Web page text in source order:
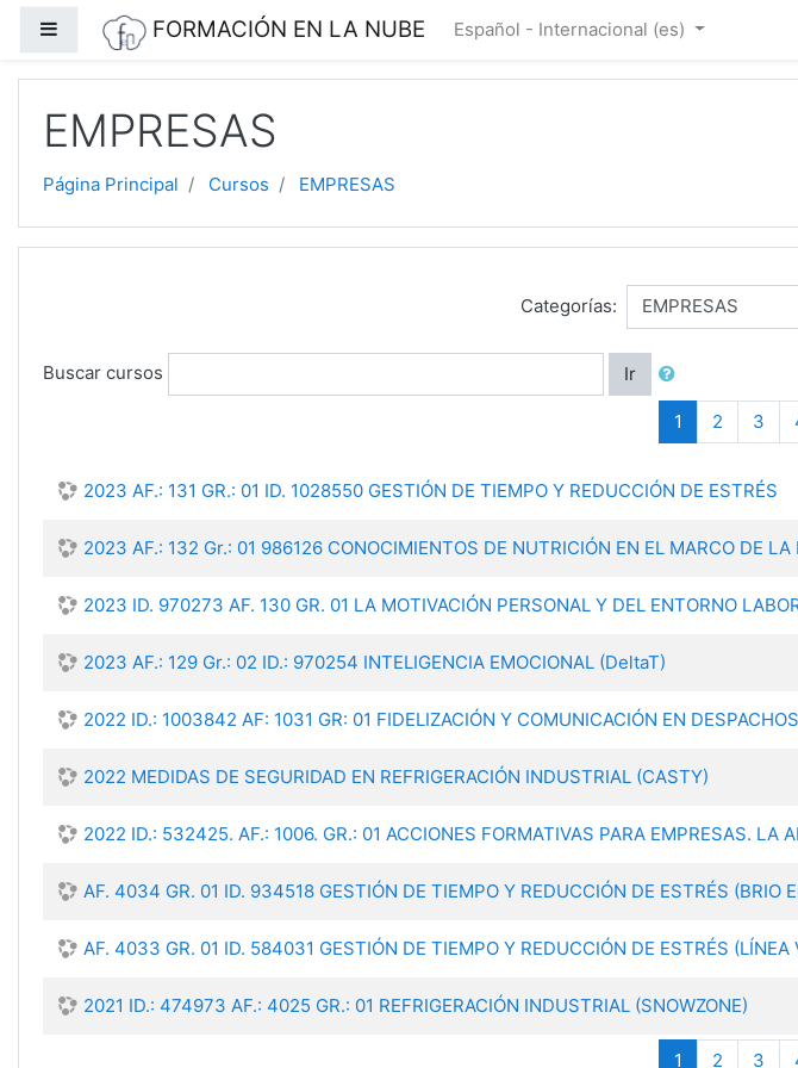
Saltar a contenido principal
Panel lateralFORMACIÓN EN LA NUBE Español - Internacional ‎(es)‎
EMPRESAS
Página Principal Cursos EMPRESAS
Categorías:
Buscar cursos Ir
1 (current)
2 3
2023 AF.: 131 GR.: 01 ID. 1028550 GESTIÓN DE TIEMPO Y REDUCCIÓN DE ESTRÉS
2023 AF.: 132 Gr.: 01 986126 CONOCIMIENTOS DE NUTRICIÓN EN EL MARCO DE LA
2023 ID. 970273 AF. 130 GR. 01 LA MOTIVACIÓN PERSONAL Y DEL ENTORNO
2023 AF.: 129 Gr.: 02 ID.: 970254 INTELIGENCIA EMOCIONAL (DeltaT)
2022 ID.: 1003842 AF: 1031 GR: 01 FIDELIZACIÓN Y COMUNICACIÓN EN
2022 MEDIDAS DE SEGURIDAD EN REFRIGERACIÓN INDUSTRIAL (CASTY)
2022 ID.: 532425. AF.: 1006. GR.: 01 ACCIONES FORMATIVAS PARA EMPRESAS. LA
AF. 4034 GR. 01 ID. 934518 GESTIÓN DE TIEMPO Y REDUCCIÓN DE ESTRÉS (BRIO
AF. 4033 GR. 01 ID. 584031 GESTIÓN DE TIEMPO Y REDUCCIÓN DE ESTRÉS (LÍNEA
2021 ID.: 474973 AF.: 4025 GR.: 01 REFRIGERACIÓN INDUSTRIAL (SNOWZONE)
1 (current)
2 3